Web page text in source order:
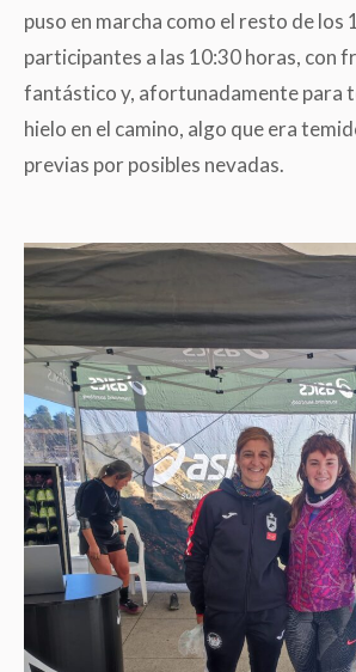
puso en marcha como el resto de los
participantes a las 10:30 horas, con
fantástico y, afortunadamente para
hielo en el camino, algo que era
previas por posibles nevadas.